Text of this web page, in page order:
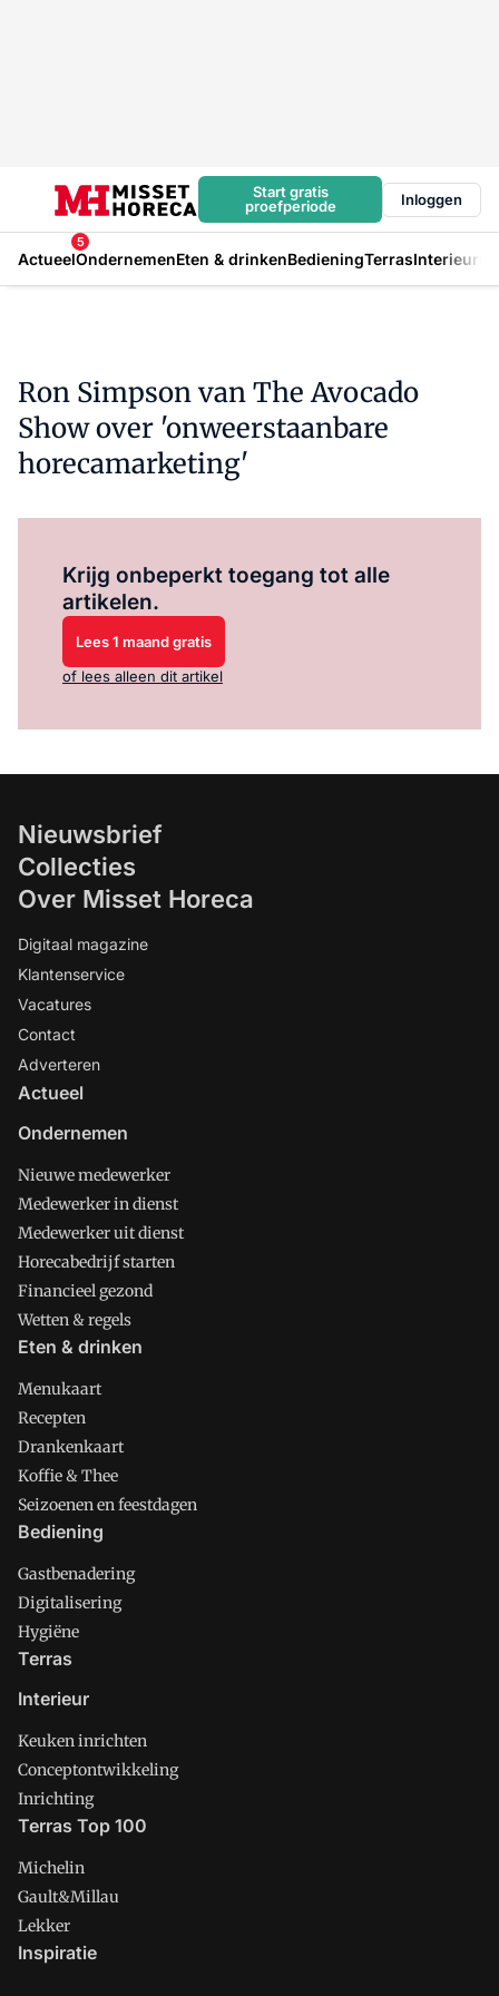
Start gratis
proefperiode
Inloggen
Actueel
5
OndernemenEten & drinkenBedieningTerrasInterieur
Ron Simpson van The Avocado
Show over 'onweerstaanbare
horecamarketing'
Krijg onbeperkt toegang tot alle
artikelen.
Lees 1 maand gratis
of lees alleen dit artikel
Nieuwsbrief
Collecties
Over Misset Horeca
Digitaal magazine
Klantenservice
Vacatures
Contact
Adverteren
Actueel
Ondernemen
Nieuwe medewerker
Medewerker in dienst
Medewerker uit dienst
Horecabedrijf starten
Financieel gezond
Wetten & regels
Eten & drinken
Menukaart
Recepten
Drankenkaart
Koffie & Thee
Seizoenen en feestdagen
Bediening
Gastbenadering
Digitalisering
Hygiëne
Terras
Interieur
Keuken inrichten
Conceptontwikkeling
Inrichting
Terras Top 100
Michelin
Gault&Millau
Lekker
Inspiratie